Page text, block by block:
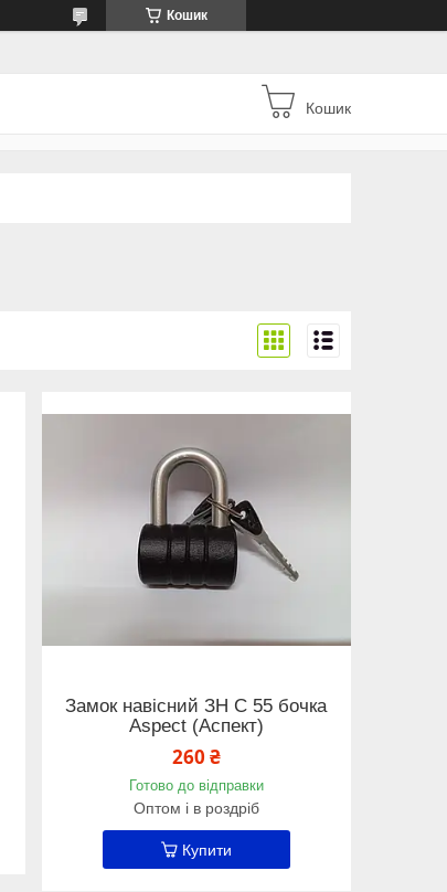
Кошик
Кошик
Замок навісний ЗН С 55 бочка
Aspect (Аспект)
260 ₴
Готово до відправки
Оптом і в роздріб
Купити